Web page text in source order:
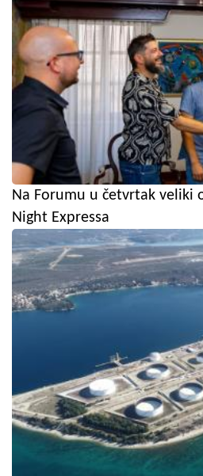
Na Forumu u četvrtak veliki
Night Expressa